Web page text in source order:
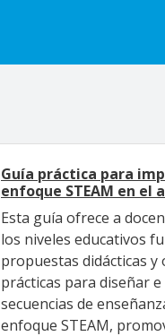
Guía práctica para
enfoque STEAM en el
Esta guía ofrece a
los niveles educativos
propuestas didácticas y
prácticas para diseñar
secuencias de
enfoque STEAM,